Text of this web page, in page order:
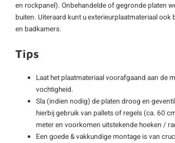
en rockpanel). Onbehandelde of gegronde platen
buiten. Uiteraard kunt u exterieurplaatmateriaal
en badkamers.
Tips
Laat het plaatmateriaal voorafgaand aan de
vochtigheid.
Sla (indien nodig) de platen droog en
hierbij gebruik van pallets of regels (ca. 60
meter en voorkomen uitstekende hoeken /
Een goede & vakkundige montage is van